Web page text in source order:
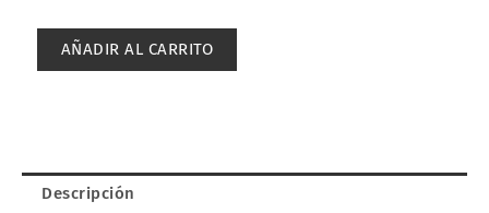
HORNBY
AÑADIR AL CARRITO
Descripción